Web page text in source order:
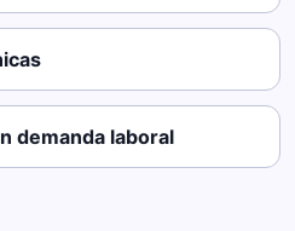
demanda laboral